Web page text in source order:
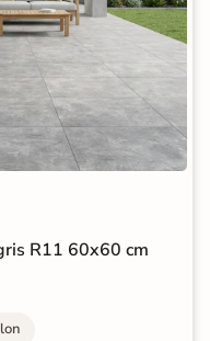
R11 60x60 cm